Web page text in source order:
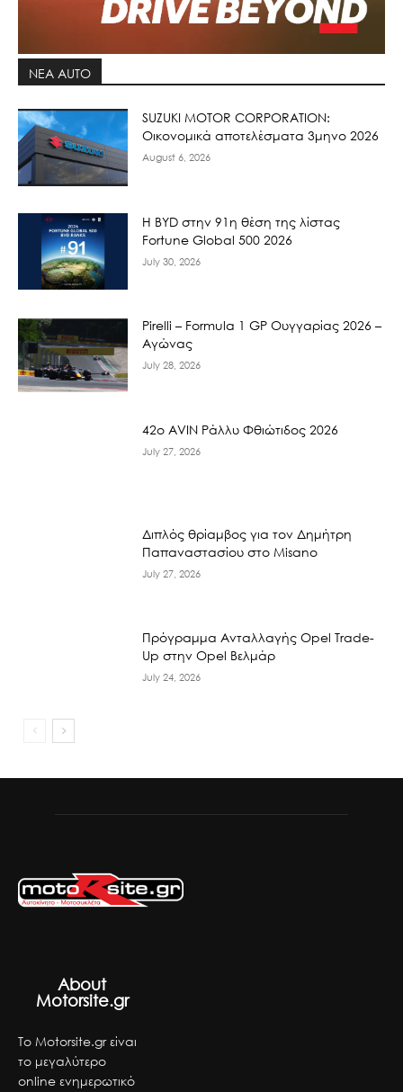
ΝΕΑ AUTO
SUZUKI MOTOR CORPORATION:
Οικονομικά αποτελέσματα 3μηνο 2026
August 6, 2026
Η BYD στην 91η θέση της λίστας
Fortune Global 500 2026
July 30, 2026
Pirelli – Formula 1 GP Ουγγαρίας 2026 –
Αγώνας
July 28, 2026
42ο AVIN Ράλλυ Φθιώτιδος 2026
July 27, 2026
Διπλός θρίαμβος για τον Δημήτρη
Παπαναστασίου στο Misano
July 27, 2026
Πρόγραμμα Ανταλλαγής Opel Trade-
Up στην Opel Βελμάρ
July 24, 2026
About
Motorsite.gr
Το Motorsite.gr είναι
το μεγαλύτερο
online ενημερωτικό